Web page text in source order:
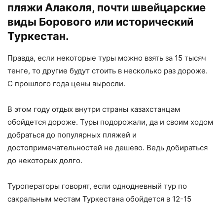
пляжи Алаколя, почти швейцарские
виды Борового или исторический
Туркестан.
Правда, если некоторые туры можно взять за 15 тысяч
тенге, то другие будут стоить в несколько раз дороже.
С прошлого года цены выросли.
В этом году отдых внутри страны казахстанцам
обойдется дороже. Туры подорожали, да и своим ходом
добраться до популярных пляжей и
достопримечательностей не дешево. Ведь добираться
до некоторых долго.
Туроператоры говорят, если однодневный тур по
сакральным местам Туркестана обойдется в 12-15